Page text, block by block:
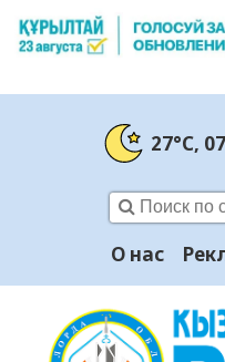
27°C,
О нас